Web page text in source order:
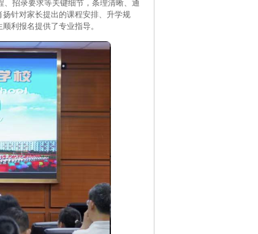
招录要求等关键细节，条理清晰、通
针对家长提出的课程安排、升学规
利报名提供了专业指导。